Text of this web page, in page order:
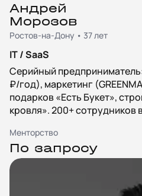
Андрей
Морозов
Ростов-на-Дону • 37 лет
IT / SaaS
Серийный
₽/год), маркетинг
подарков «Есть Букет»,
кровля». 200+ сотрудников
Менторство
По запросу